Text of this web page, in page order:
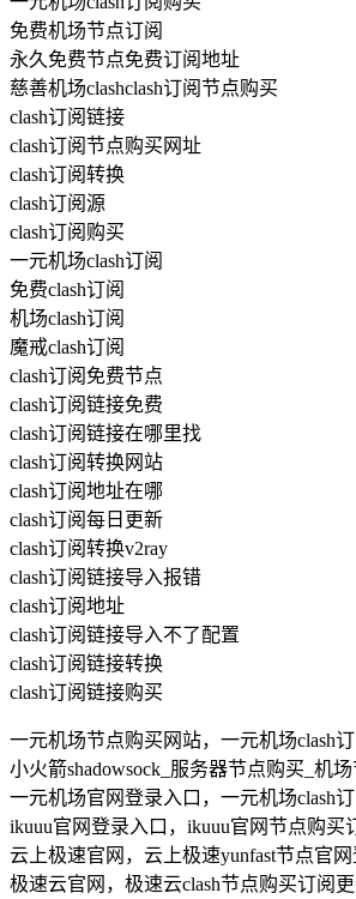
免费机场节点订阅
永久免费节点免费订阅地址
慈善机场clashclash订阅节点购买
clash订阅链接
clash订阅节点购买网址
clash订阅转换
clash订阅源
clash订阅购买
一元机场clash订阅
免费clash订阅
机场clash订阅
魔戒clash订阅
clash订阅免费节点
clash订阅链接免费
clash订阅链接在哪里找
clash订阅转换网站
clash订阅地址在哪
clash订阅每日更新
clash订阅转换v2ray
clash订阅链接导入报错
clash订阅地址
clash订阅链接导入不了配置
clash订阅链接转换
clash订阅链接购买
一元机场节点购买网站，一元机场clash
小火箭shadowsock_服务器节点购买_机
一元机场官网登录入口，一元机场clash
ikuuu官网登录入口，ikuuu官网节点购买
云上极速官网，云上极速yunfast节点官
极速云官网，极速云clash节点购买订阅